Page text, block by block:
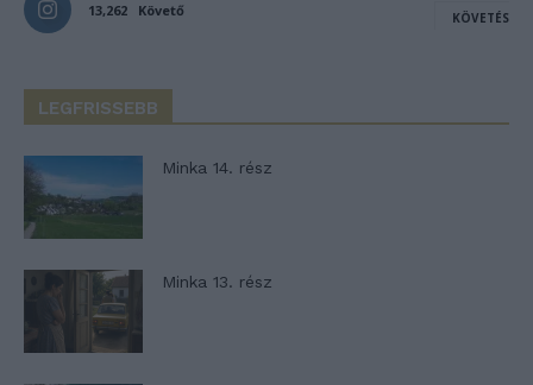
13,262 Követő KÖVETÉS
LEGFRISSEBB
Minka 14. rész
Minka 13. rész